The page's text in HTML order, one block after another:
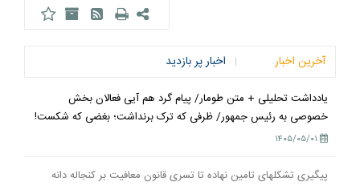
آخرین اخبار اخبار پر بازدید
یادداشت تحلیلی + متن طومار/ پیام گرد هم آیی فعالان بخش
خصوصی به رئیس جمهور/ ظرفی که ترک برنداشت؛ بغضی که شکست!
۱۴۰۵/۰۵/۰۱
پیگیری تشکلهای تامین نهاده تا تسری قانون معافیت بر کنجاله دانه